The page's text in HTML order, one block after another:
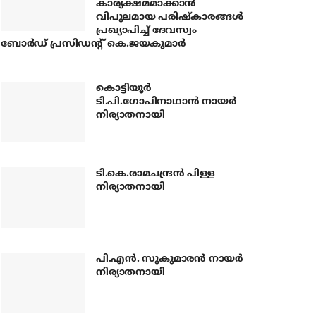
കാര്യക്ഷമമാക്കാന്‍
വിപുലമായ പരിഷ്‌കാരങ്ങള്‍
പ്രഖ്യാപിച്ച് ദേവസ്വം
ബോര്‍ഡ് പ്രസിഡന്റ് കെ.ജയകുമാര്‍
കൊട്ടിയൂര്‍
ടി.പി.ഗോപിനാഥാന്‍ നായര്‍
നിര്യാതനായി
ടി.കെ.രാമചന്ദ്രന്‍ പിള്ള
നിര്യാതനായി
പി.എന്‍. സുകുമാരന്‍ നായര്‍
നിര്യാതനായി